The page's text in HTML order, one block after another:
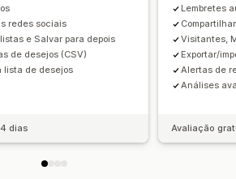
de preço Alertas de estoque
redes sociais
e Salvar para depois
de desejos (CSV)
lista de desejos
dias
Lembretes
Visitantes,
Exportar/
Alertas de
Análises
Avaliação